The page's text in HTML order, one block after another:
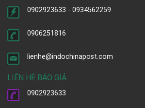
0902923633 - 0934562259
0906251816
lienhe@indochinapost.com
LIÊN HỆ BÁO GIÁ
0902923633